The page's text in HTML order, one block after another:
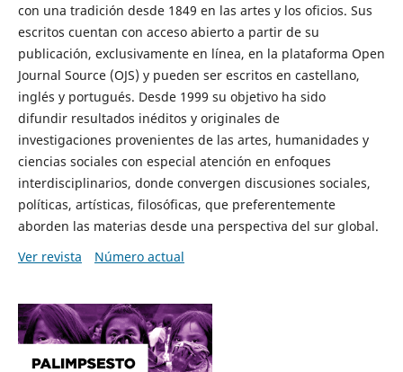
con una tradición desde 1849 en las artes y los oficios. Sus
escritos cuentan con acceso abierto a partir de su
publicación, exclusivamente en línea, en la plataforma Open
Journal Source (OJS) y pueden ser escritos en castellano,
inglés y portugués. Desde 1999 su objetivo ha sido
difundir resultados inéditos y originales de
investigaciones provenientes de las artes, humanidades y
ciencias sociales con especial atención en enfoques
interdisciplinarios, donde convergen discusiones sociales,
políticas, artísticas, filosóficas, que preferentemente
aborden las materias desde una perspectiva del sur global.
Ver revista
Número actual